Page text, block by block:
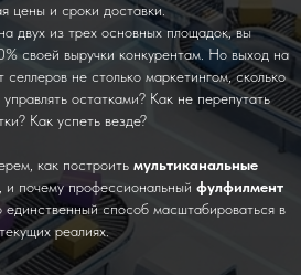
цены и сроки доставки.
двух из трех основных площадок, вы
своей выручки конкурентам. Но выход на
не столько маркетингом, сколько
остатками? Как не перепутать
Как успеть везде?
как построить мультиканальные
и почему профессиональный фулфилмент
способ масштабироваться в
текущих реалиях.